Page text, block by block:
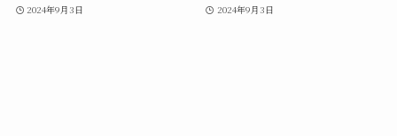
2024年9月3日 2024年9月3日